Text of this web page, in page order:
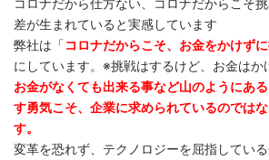
差が生まれていると実感しています
弊社は「コロナだからこそ、お金をかけず
にしています。※挑戦はするけど、お金は
お金がなくても出来る事など山のようにあ
す勇気こそ、企業に求められているのでは
す。
変革を恐れず、テクノロジーを屈指してい